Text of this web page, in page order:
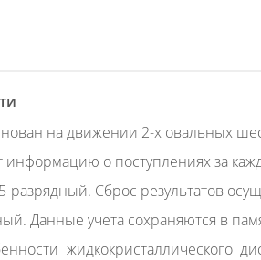
на движении 2-х овальных
информацию о поступлениях за
разрядный. Сброс результатов
Данные учета сохраняются в
жидкокристаллического